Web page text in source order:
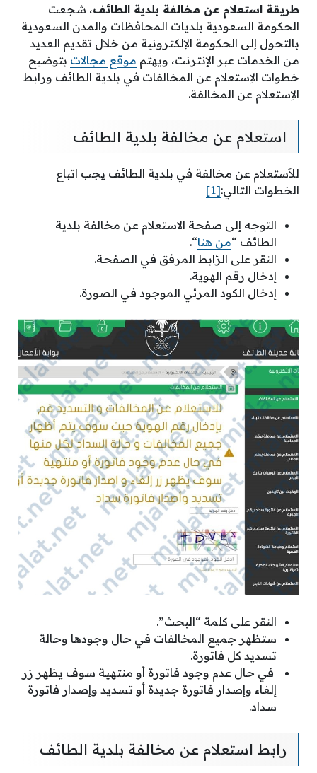
طريقة استعلام عن مخالفة بلدية الطائف، شجعت
الحكومة السعودية بلديات المحافظات والمدن السعودية
بالتحول إلى الحكومة الإلكترونية من خلال تقديم العديد
من الخدمات عبر الإنترنت، ويهتم موقع مجالات بتوضيح
خطوات الاِستعلام عن المخالفات في بلدية الطائف ورابط
الاِستعلام عن المخالفة.
استعلام عن مخالفة بلدية الطائف
للاَستعلام عن مخالفة في بلدية الطائف يجب اتباع
الخطوات التالي:[1]
التوجه إلى صفحة الاستعلام عن مخالفة بلدية
الطائف “من هنا“.
النقر على الرّابط المرفق في الصفحة.
إدخال رقم الهوية.
إدخال الكود المرئي الموجود في الصورة.
النقر على كلمة “البحث”.
ستظهر جميع المخالفات في حال وجودها وحالة
تسديد كل فاتورة.
في حال عدم وجود فاتورة أو منتهية سوف يظهر زر
إلغاء وإصدار فاتورة جديدة أو تسديد وإصدار فاتورة
سداد.
رابط استعلام عن مخالفة بلدية الطائف